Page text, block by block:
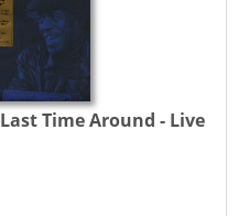
Last Time Around - Live